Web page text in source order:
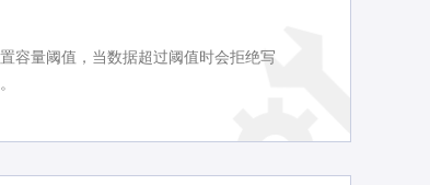
容量阈值，当数据超过阈值时会拒绝写